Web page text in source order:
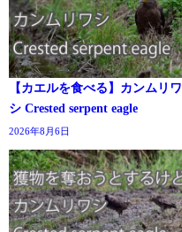
【カエルを食べる】カンムリワ
シ Crested serpent eagle
2026年8月6日